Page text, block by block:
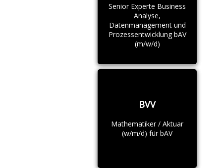
Senior Experte Business
Analyse,
Datenmanagement und
Prozessentwicklung bAV
(m/w/d)
BVV
Mathematiker / Aktuar
(w/m/d) für bAV